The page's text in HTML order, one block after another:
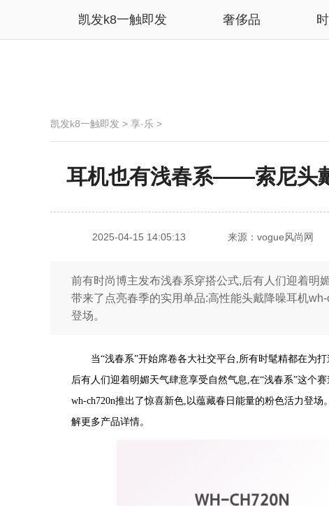
凯发k8一触即发 奢侈品
凯发k8一触即发 > 享·乐 >
耳机也有浅春系——索尼头
2025-04-15 14:05:13 来源：vogue风尚网
前有时尚博主发布浅春系穿搭公式,后有人们迎着明
带来了点亮春季的实用单品:高性能头戴降噪耳机
登场。
当“浅春系”开始席卷各大社交平台,所有时髦精都在为
后有人们迎着明媚天气肆意享受自然气息,在“浅春系”这个
wh-ch720n推出了惊喜新色,以蕴藏春日能量的粉色活力登
解更多产品详情。